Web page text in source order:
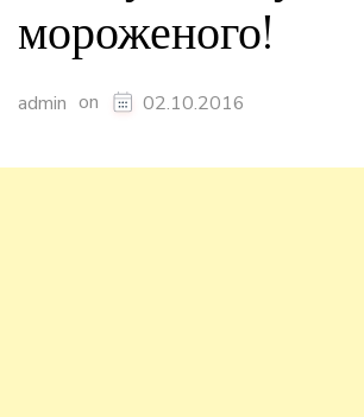
мороженого!
admin on 02.10.2016